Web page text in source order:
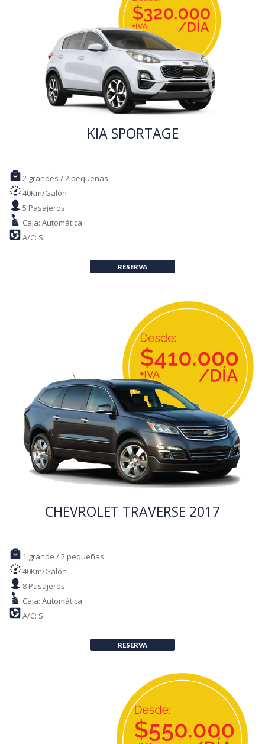
KIA SPORTAGE
2 grandes / 2 pequeñas
40Km/Galón
5 Pasajeros
Caja: Automática
A/C: SI
RESERVA
CHEVROLET TRAVERSE 2017
1 grande / 2 pequeñas
40Km/Galón
8 Pasajeros
Caja: Automática
A/C: SI
RESERVA